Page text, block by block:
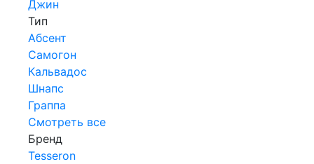
Джин
Тип
Абсент
Самогон
Кальвадос
Шнапс
Граппа
Смотреть все
Бренд
Tesseron